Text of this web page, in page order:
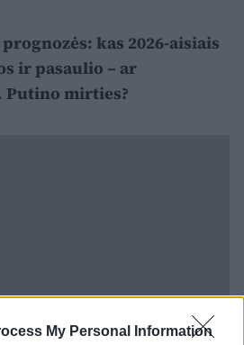
My Personal Information
kas 2026-aisiais
ir pasaulio – ar
Putino mirties?